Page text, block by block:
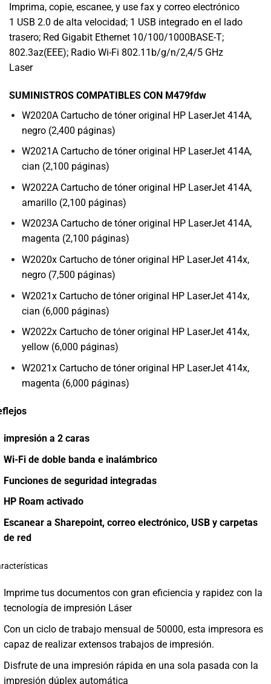
Imprima, copie, escanee, y use fax y correo electrónico
1 USB 2.0 de alta velocidad; 1 USB integrado en el lado
trasero; Red Gigabit Ethernet 10/100/1000BASE-T;
802.3az(EEE); Radio Wi-Fi 802.11b/g/n/2,4/5 GHz
Laser
SUMINISTROS COMPATIBLES CON M479fdw
W2020A Cartucho de tóner original HP LaserJet 414A,
negro (2,400 páginas)
W2021A Cartucho de tóner original HP LaserJet 414A,
cian (2,100 páginas)
W2022A Cartucho de tóner original HP LaserJet 414A,
amarillo (2,100 páginas)
W2023A Cartucho de tóner original HP LaserJet 414A,
magenta (2,100 páginas)
W2020x Cartucho de tóner original HP LaserJet 414x,
negro (7,500 páginas)
W2021x Cartucho de tóner original HP LaserJet 414x,
cian (6,000 páginas)
W2022x Cartucho de tóner original HP LaserJet 414x,
yellow (6,000 páginas)
W2021x Cartucho de tóner original HP LaserJet 414x,
magenta (6,000 páginas)
impresión a 2 caras
Wi-Fi de doble banda e inalámbrico
Funciones de seguridad integradas
HP Roam activado
Escanear a Sharepoint, correo electrónico, USB y carpetas
de red
Imprime tus documentos con gran eficiencia y rapidez con la
tecnología de impresión Láser
Con un ciclo de trabajo mensual de 50000, esta impresora es
capaz de realizar extensos trabajos de impresión.
Disfrute de una impresión rápida en una sola pasada con la
impresión dúplex automática